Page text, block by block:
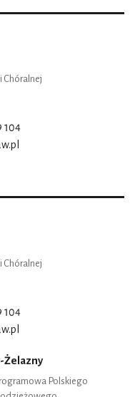
Chóralnej
104
Chóralnej
104
Żelazny
Polskiego